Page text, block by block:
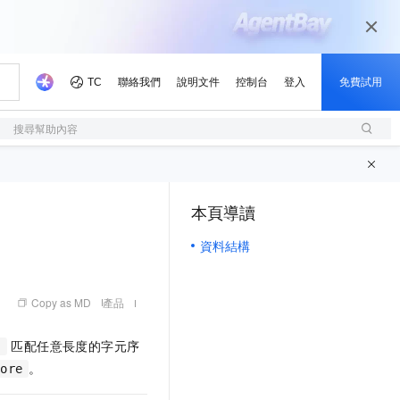
搜尋幫助內容
Copy as MD 產品
匹配任意長度的字元序
。
本頁導讀
資料結構